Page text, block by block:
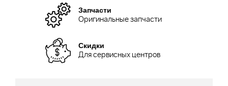
Запчасти
Оригинальные запчасти
Скидки
Для сервисных центров